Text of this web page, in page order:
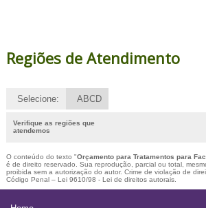
Regiões de Atendimento
Selecione: ABCD
Verifique as regiões que
atendemos
O conteúdo do texto "Orçamento para Tratamentos para
é de direito reservado. Sua reprodução, parcial ou total,
proibida sem a autorização do autor. Crime de violação de
Código Penal – Lei 9610/98 - Lei de direitos autorais.